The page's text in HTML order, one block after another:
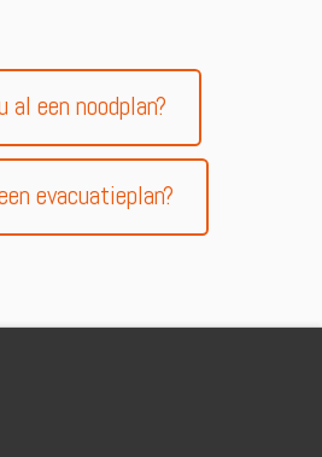
al een noodplan?
evacuatieplan?